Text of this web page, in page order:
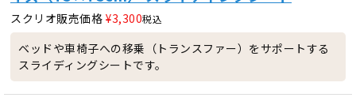
スクリオ販売価格 ¥3,300税込
ベッドや車椅子への移乗（トランスファー）をサポートする
スライディングシートです。